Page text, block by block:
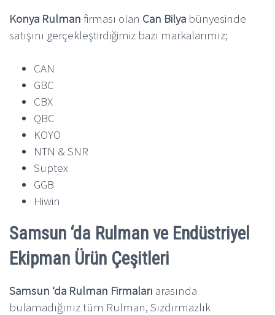
Konya Rulman firması olan Can Bilya bünyesinde
satışını gerçekleştirdiğimiz bazı markalarımız;
CAN
GBC
CBX
QBC
KOYO
NTN & SNR
Suptex
GGB
Hiwin
Samsun ‘da Rulman ve Endüstriyel
Ekipman Ürün Çeşitleri
Samsun ‘da Rulman Firmaları arasında
bulamadığınız tüm Rulman, Sızdırmazlık